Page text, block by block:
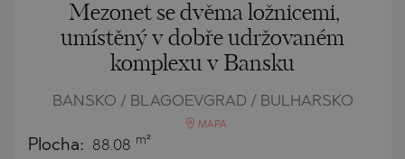
Mezonet se dvěma ložnicemi,
umístěný v dobře udržovaném
komplexu v Bansku
BANSKO / BLAGOEVGRAD / BULHARSKO
MAPA
Plocha: 88.08 m²